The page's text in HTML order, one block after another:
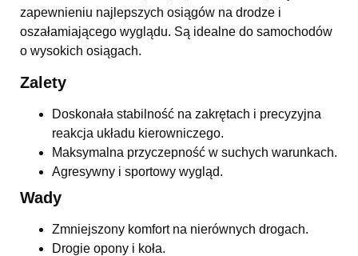
zapewnieniu najlepszych osiągów na drodze i
oszałamiającego wyglądu. Są idealne do samochodów
o wysokich osiągach.
Zalety
Doskonała stabilność na zakrętach i precyzyjna
reakcja układu kierowniczego.
Maksymalna przyczepność w suchych warunkach.
Agresywny i sportowy wygląd.
Wady
Zmniejszony komfort na nierównych drogach.
Drogie opony i koła.